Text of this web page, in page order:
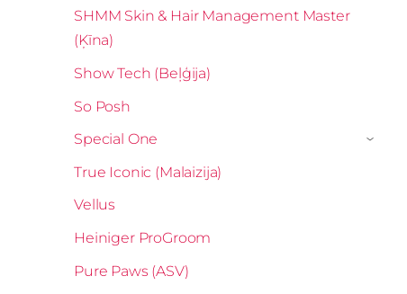
SHMM Skin & Hair Management Master
(Ķīna)
Show Tech (Beļģija)
So Posh
Special One
›
True Iconic (Malaizija)
Vellus
Heiniger ProGroom
Pure Paws (ASV)